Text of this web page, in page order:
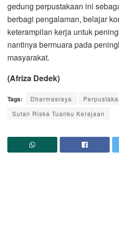
gedung perpustakaan ini
berbagi pengalaman, belajar
keterampilan kerja untuk
nantinya bermuara pada
masyarakat.
(Afriza Dedek)
Tags: Dharmasraya
Sutan Riska Tuanku Kerajaan